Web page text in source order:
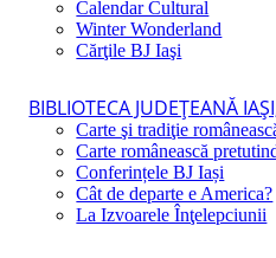
Calendar Cultural
Winter Wonderland
Cărţile BJ Iaşi
BIBLIOTECA JUDEŢEANĂ
Carte şi tradiţie
Carte românească
Conferințele BJ Iași
Cât de departe e America?
La Izvoarele Înţelepciunii